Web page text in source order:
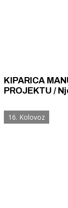
KIPARICA
PROJEKTU / Njezina instalacija "Zastor se
pozornost
16. Kolovoz